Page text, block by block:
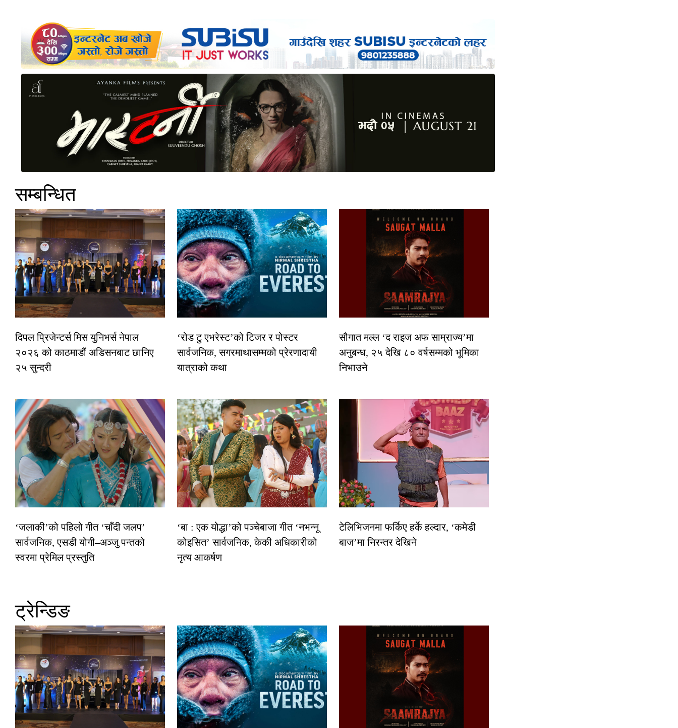
सम्बन्धित
दिपल प्रिजेन्टर्स मिस युनिभर्स नेपाल
२०२६ को काठमाडौं अडिसनबाट छानिए
२५ सुन्दरी
‘रोड टु एभरेस्ट’को टिजर र पोस्टर
सार्वजनिक, सगरमाथासम्मको प्रेरणादायी
यात्राको कथा
सौगात मल्ल ‘द राइज अफ साम्राज्य’मा
अनुबन्ध, २५ देखि ८० वर्षसम्मको भूमिका
निभाउने
‘जलाकी’को पहिलो गीत ‘चाँदी जलप’
सार्वजनिक, एसडी योगी–अञ्जु पन्तको
स्वरमा प्रेमिल प्रस्तुति
‘बा : एक योद्धा’को पञ्चेबाजा गीत ‘नभन्नू
कोइसित’ सार्वजनिक, केकी अधिकारीको
नृत्य आकर्षण
टेलिभिजनमा फर्किए हर्के हल्दार, ‘कमेडी
बाज’मा निरन्तर देखिने
ट्रेन्डिङ